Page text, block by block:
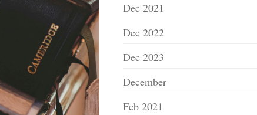
Dec 2021
Dec 2022
Dec 2023
December
Feb 2021